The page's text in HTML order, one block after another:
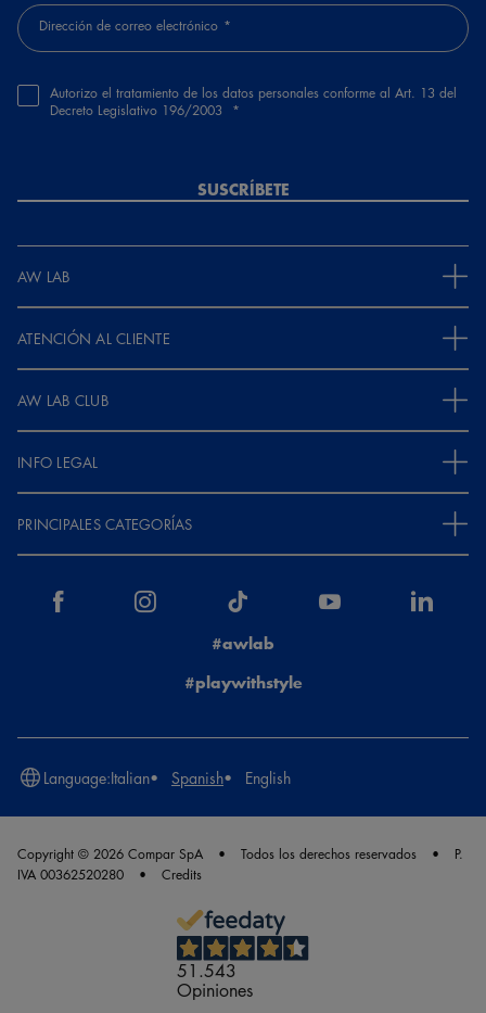
Dirección de correo electrónico
Autorizo el tratamiento de los datos personales conforme al Art. 13 del
Decreto Legislativo 196/2003
SUSCRÍBETE
AW LAB
ATENCIÓN AL CLIENTE
AW LAB CLUB
INFO LEGAL
PRINCIPALES CATEGORÍAS
#awlab
#playwithstyle
Language:Italian Spanish English
Copyright © 2026 Compar SpA Todos los derechos reservados
P.
IVA 00362520280
Credits
51.543
Opiniones